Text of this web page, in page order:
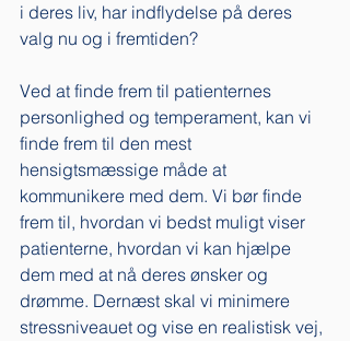
i deres liv, har indflydelse på deres
valg nu og i fremtiden?
Ved at finde frem til patienternes
personlighed og temperament, kan vi
finde frem til den mest
hensigtsmæssige måde at
kommunikere med dem. Vi bør finde
frem til, hvordan vi bedst muligt viser
patienterne, hvordan vi kan hjælpe
dem med at nå deres ønsker og
drømme. Dernæst skal vi minimere
stressniveauet og vise en realistisk vej,